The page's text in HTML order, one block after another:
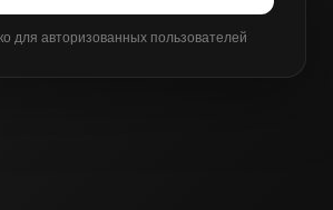
для авторизованных пользователей